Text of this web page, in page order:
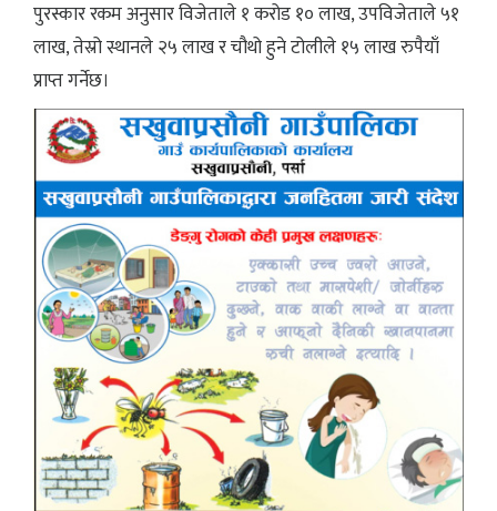
पुरस्कार रकम अनुसार विजेताले १ करोड १० लाख, उपविजेताले ५१
लाख, तेस्रो स्थानले २५ लाख र चौथो हुने टोलीले १५ लाख रुपैयाँ
प्राप्त गर्नेछ।